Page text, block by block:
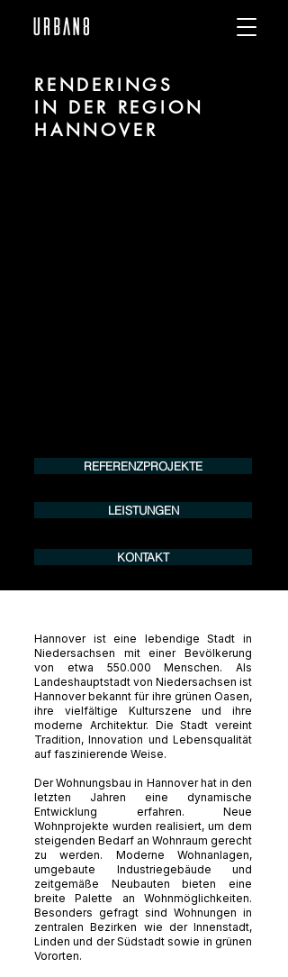
RENDERINGS
IN DER REGION
HANNOVER
REFERENZPROJEKTE
LEISTUNGEN
KONTAKT
Hannover ist eine lebendige Stadt in
Niedersachsen mit einer Bevölkerung
von etwa 550.000 Menschen. Als
Landeshauptstadt von Niedersachsen ist
Hannover bekannt für ihre grünen Oasen,
ihre vielfältige Kulturszene und ihre
moderne Architektur. Die Stadt vereint
Tradition, Innovation und Lebensqualität
auf faszinierende Weise.
Der Wohnungsbau in Hannover hat in den
letzten Jahren eine dynamische
Entwicklung erfahren. Neue
Wohnprojekte wurden realisiert, um dem
steigenden Bedarf an Wohnraum gerecht
zu werden. Moderne Wohnanlagen,
umgebaute Industriegebäude und
zeitgemäße Neubauten bieten eine
breite Palette an Wohnmöglichkeiten.
Besonders gefragt sind Wohnungen in
zentralen Bezirken wie der Innenstadt,
Linden und der Südstadt sowie in grünen
Vororten.